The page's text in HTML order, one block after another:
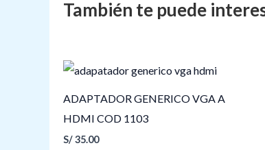
ADAPTADOR GENERICO VGA A
HDMI COD 1103
S/35.00